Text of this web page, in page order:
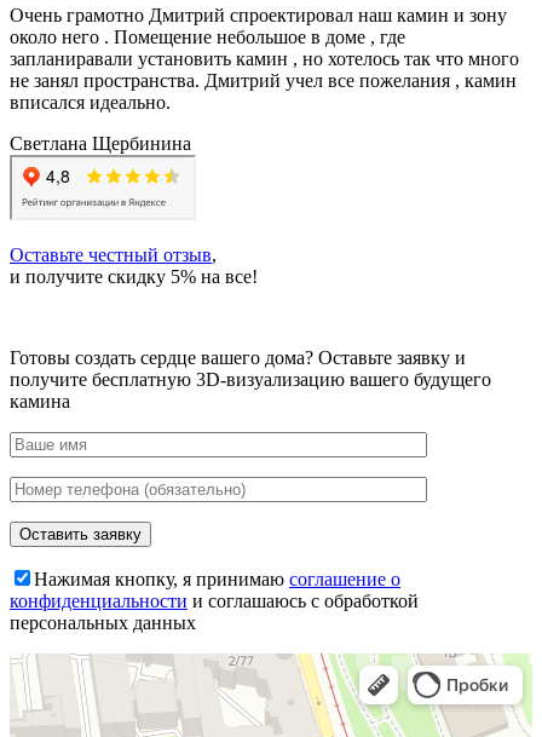
Очень грамотно Дмитрий спроектировал наш камин и зону
около него . Помещение небольшое в доме , где
запланиравали установить камин , но хотелось так что много
не занял пространства. Дмитрий учел все пожелания , камин
вписался идеально.
Светлана Щербинина
Оставьте честный отзыв,
и получите скидку 5% на все!
Готовы создать сердце вашего дома? Оставьте заявку и
получите бесплатную 3D-визуализацию вашего будущего
камина
Нажимая кнопку, я принимаю соглашение о
конфиденциальности и соглашаюсь с обработкой
персональных данных